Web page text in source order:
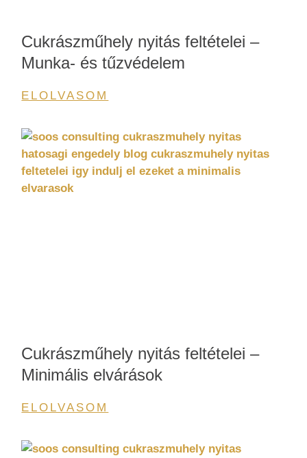
Cukrászműhely nyitás feltételei –
Munka- és tűzvédelem
ELOLVASOM
Cukrászműhely nyitás feltételei –
Minimális elvárások
ELOLVASOM